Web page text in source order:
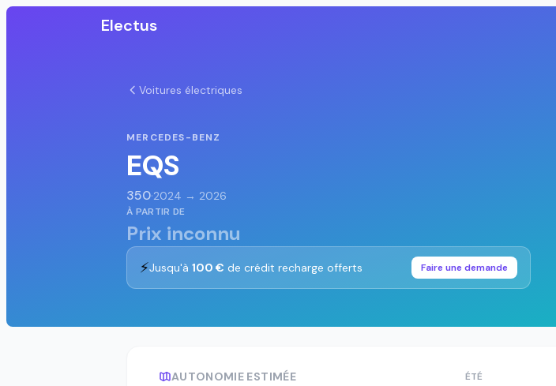
Electus
Voitures électriques
MERCEDES-BENZ
EQS
350·2024 → 2026
À PARTIR DE
Prix inconnu
⚡Jusqu'à 100 € de crédit recharge offerts Faire une demande
AUTONOMIE ESTIMÉE ÉTÉ